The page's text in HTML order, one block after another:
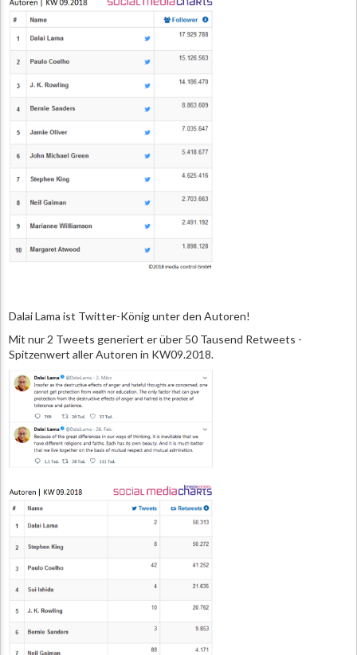
Dalai Lama ist Twitter-König unter den Autoren!
Mit nur 2 Tweets generiert er über 50 Tausend Retweets -
Spitzenwert aller Autoren in KW09.2018.